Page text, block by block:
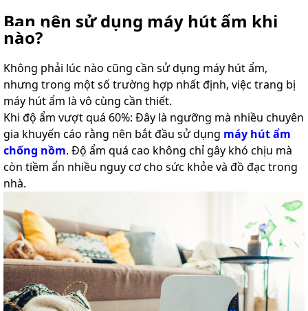
Bạn nên sử dụng máy hút ẩm khi
nào?
Không phải lúc nào cũng cần sử dụng máy hút ẩm,
nhưng trong một số trường hợp nhất định, việc trang bị
máy hút ẩm là vô cùng cần thiết.
Khi độ ẩm vượt quá 60%: Đây là ngưỡng mà nhiều chuyên
gia khuyến cáo rằng nên bắt đầu sử dụng máy hút ẩm
chống nồm. Độ ẩm quá cao không chỉ gây khó chịu mà
còn tiềm ẩn nhiều nguy cơ cho sức khỏe và đồ đạc trong
nhà.